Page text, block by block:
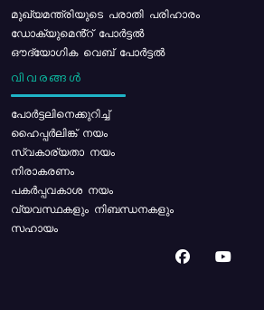
മുഖ്യമന്ത്രിയുടെ പരാതി പരിഹാരം
ഡോക്യുമെൻ്റ് പോർട്ടൽ
ഔദ്യോഗിക വെബ് പോർട്ടൽ
വിവരങ്ങൾ
പോര്‍ട്ടലിനെക്കുറിച്ച്
ഹൈപ്പർലിങ്ക് നയം
സ്വകാര്യതാ നയം
നിരാകരണം
പകർപ്പവകാശ നയം
വ്യവസ്ഥകളും നിബന്ധനകളും
സഹായം